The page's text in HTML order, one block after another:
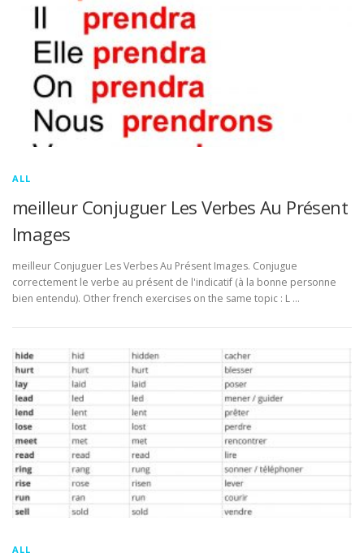
ALL
meilleur Conjuguer Les Verbes Au Présent
Images
meilleur Conjuguer Les Verbes Au Présent Images. Conjugue
correctement le verbe au présent de l'indicatif (à la bonne personne
bien entendu). Other french exercises on the same topic : L …
ALL